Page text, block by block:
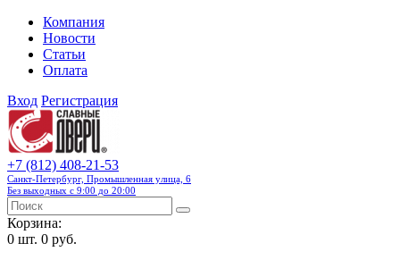
Компания
Новости
Статьи
Оплата
Вход Регистрация
+7 (812) 408-21-53
Санкт-Петербург, Промышленная улица, 6
Без выходных с 9:00 до 20:00
Корзина:
0 шт. 0 руб.